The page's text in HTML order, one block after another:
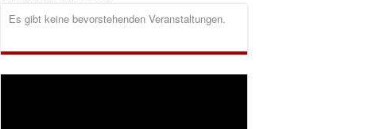
Es gibt keine bevorstehenden Veranstaltungen.